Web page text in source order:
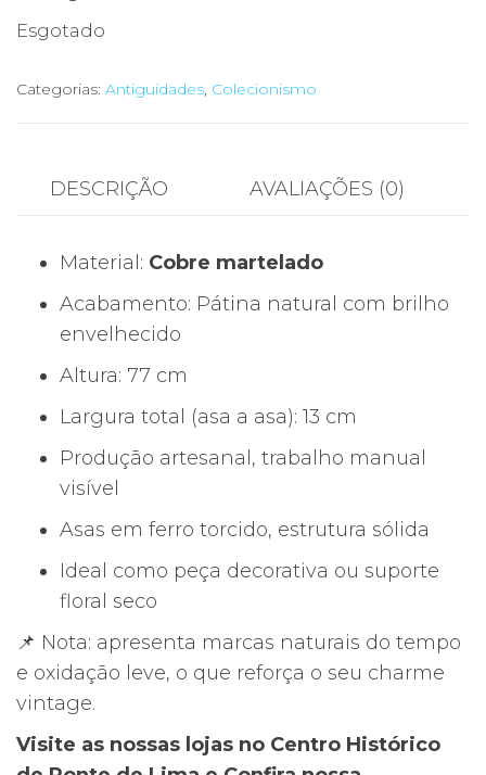
Esgotado
Categorias: Antiguidades, Colecionismo
DESCRIÇÃO AVALIAÇÕES (0)
Material: Cobre martelado
Acabamento: Pátina natural com brilho
envelhecido
Altura: 77 cm
Largura total (asa a asa): 13 cm
Produção artesanal, trabalho manual
visível
Asas em ferro torcido, estrutura sólida
Ideal como peça decorativa ou suporte
floral seco
📌 Nota: apresenta marcas naturais do tempo
e oxidação leve, o que reforça o seu charme
vintage.
Visite as nossas lojas no Centro Histórico